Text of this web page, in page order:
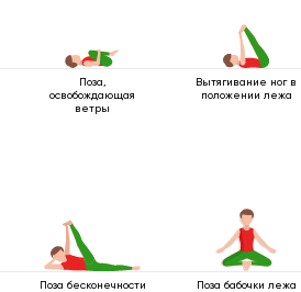
Поза,
освобождающая
ветры
Вытягивание ног в
положении лежа
Поза бесконечности Поза бабочки лежа